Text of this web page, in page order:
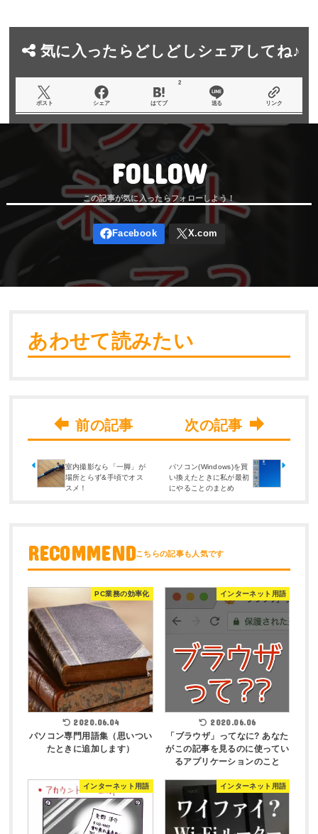
気に入ったらどしどしシェアしてね♪
ポスト シェア はてブ
2
送る リンク
FOLLOW
あわせて読みたい
室内撮影なら「一脚」が
場所とらず&手頃でオス
スメ！
パソコン(Windows)を買
い換えたときに私が最初
にやることのまとめ
RECOMMEND
PC業務の効率化
2020.06.04
パソコン専門用語集（思いつい
たときに追加します）
インターネット用語
2020.06.06
「ブラウザ」ってなに? あなた
がこの記事を見るのに使ってい
るアプリケーションのこと
インターネット用語 インターネット用語